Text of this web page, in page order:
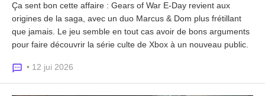
Ça sent bon cette affaire : Gears of War E-Day revient aux
origines de la saga, avec un duo Marcus & Dom plus frétillant
que jamais. Le jeu semble en tout cas avoir de bons arguments
pour faire découvrir la série culte de Xbox à un nouveau public.
• 12 jui 2026